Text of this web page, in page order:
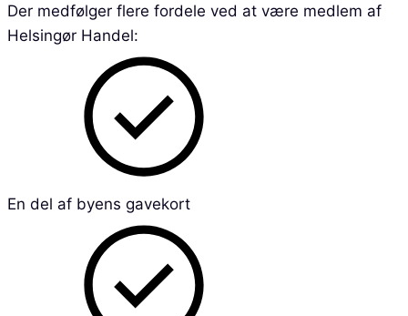
Der medfølger flere fordele ved at være medlem af
Helsingør Handel:
En del af byens gavekort